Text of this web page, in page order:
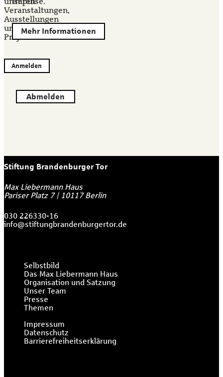
Veranstaltungen,
Ausstellungen
und
Projekten.
Anmelden
Abmelden
Mehr Informationen
Stiftung Brandenburger Tor
Max Liebermann Haus
Pariser Platz 7| 10117 Berlin
030 226330-16
info@stiftungbrandenburgertor.de
Selbstbild
Das Max Liebermann Haus
Organisation und Satzung
Unser Team
Presse
Themen
Impressum
Datenschutz
Barrierefreiheitserklärung